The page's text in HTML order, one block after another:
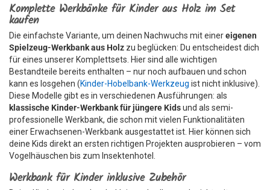
Komplette Werkbänke für Kinder aus Holz im Set
kaufen
Die einfachste Variante, um deinen Nachwuchs mit einereigenen
Spielzeug-Werkbank aus Holz zu beglücken: Du entscheidest dich
für eines unserer Komplettsets. Hier sind alle wichtigen
Bestandteile bereits enthalten – nur noch aufbauen und schon
kann es losgehen (Kinder-Hobelbank-Werkzeug ist nicht inklusive).
Diese Modelle gibt es in verschiedenen Ausführungen: als
klassische Kinder-Werkbank für jüngere Kidsund als semi-
professionelle Werkbank, die schon mit vielen Funktionalitäten
einer Erwachsenen-Werkbank ausgestattet ist. Hier können sich
deine Kids direkt an ersten richtigen Projekten ausprobieren – vom
Vogelhäuschen bis zum Insektenhotel.
Werkbank für Kinder inklusive Zubehör